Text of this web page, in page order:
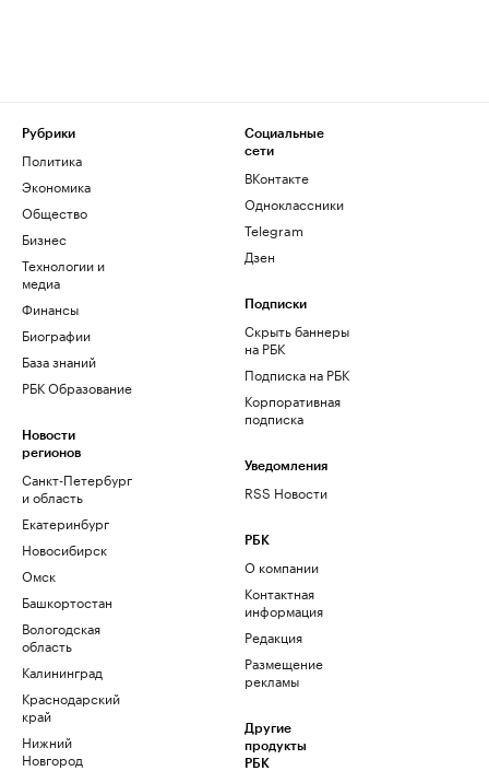
Рубрики
Политика
Экономика
Общество
Бизнес
Технологии и
медиа
Финансы
Биографии
База знаний
РБК Образование
Новости
регионов
Санкт-Петербург
и область
Екатеринбург
Новосибирск
Омск
Башкортостан
Вологодская
область
Калининград
Краснодарский
край
Нижний
Новгород
Социальные
сети
ВКонтакте
Одноклассники
Telegram
Дзен
Подписки
Скрыть баннеры
на РБК
Подписка на РБК
Корпоративная
подписка
Уведомления
RSS Новости
РБК
О компании
Контактная
информация
Редакция
Размещение
рекламы
Другие
продукты
РБК